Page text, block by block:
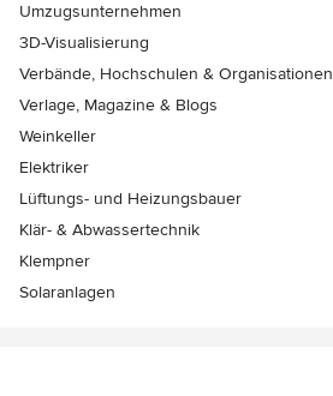
Umzugsunternehmen
3D-Visualisierung
Verbände, Hochschulen & Organisationen
Verlage, Magazine & Blogs
Weinkeller
Elektriker
Lüftungs- und Heizungsbauer
Klär- & Abwassertechnik
Klempner
Solaranlagen